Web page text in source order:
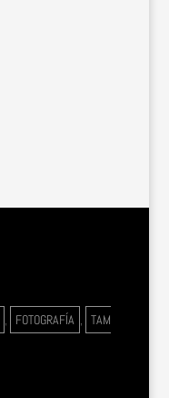
, FOTOGRAFÍA , TAM